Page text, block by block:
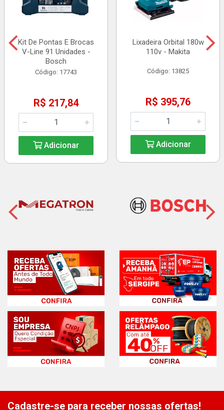
Kit De Pontas E Brocas
V-Line 91 Unidades -
Bosch
Código: 17743
R$ 217,84
Adicionar
Lixadeira Orbital 180w
110v - Makita
Código: 13825
R$ 395,76
Adicionar
Cadastre-se para receber nossas ofertas!